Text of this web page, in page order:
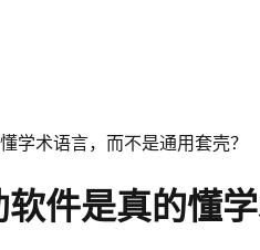
学术语言，而不是通用套壳？
件是真的懂